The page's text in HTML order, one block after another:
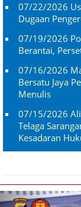
07/22/2026
Dugaan
07/19/2026
Berantai,
07/16/2026
Bersatu Jaya
Menulis
07/15/2026
Telaga
Kesadaran